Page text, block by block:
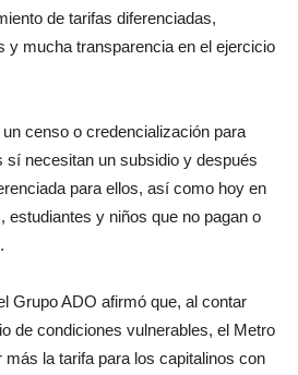
de tarifas diferenciadas,
y mucha transparencia en el ejercicio
censo o credencialización para
sí necesitan un subsidio y después
para ellos, así como hoy en
estudiantes y niños que no pagan o
Grupo ADO afirmó que, al contar
de condiciones vulnerables, el Metro
la tarifa para los capitalinos con